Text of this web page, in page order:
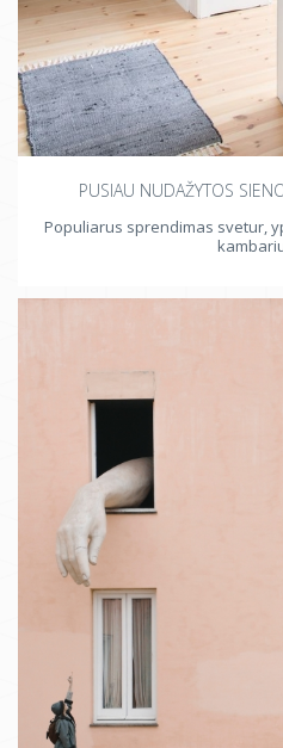
PUSIAU NUDAŽYTOS
Populiarus sprendimas svetur,